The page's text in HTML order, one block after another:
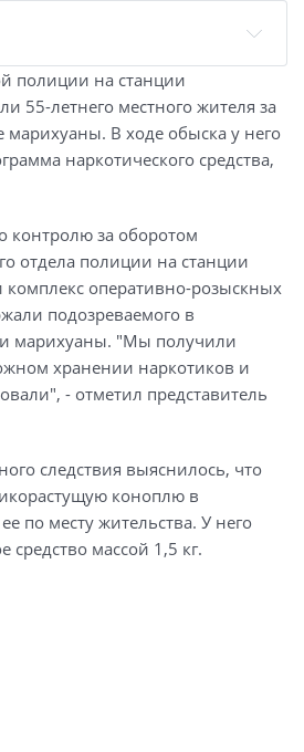
полиции на станции
55-летнего местного жителя за
марихуаны. В ходе обыска у него
наркотического средства,
контролю за оборотом
отдела полиции на станции
оперативно-розыскных
подозреваемого в
марихуаны. "Мы получили
хранении наркотиков и
- отметил представитель
следствия выяснилось, что
коноплю в
по месту жительства. У него
средство массой 1,5 кг.